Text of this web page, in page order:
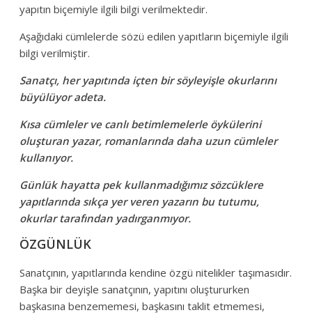
yapıtın biçemiyle ilgili bilgi verilmektedir.
Aşağıdaki cümlelerde sözü edilen yapıtların biçemiyle ilgili
bilgi verilmiştir.
Sanatçı, her yapıtında içten bir söyleyişle okurlarını
büyülüyor adeta.
Kısa cümleler ve canlı betimlemelerle öykülerini
oluşturan yazar, romanlarında daha uzun cümleler
kullanıyor.
Günlük hayatta pek kullanmadığımız sözcüklere
yapıtlarında sıkça yer veren yazarın bu tutumu,
okurlar tarafından yadırganmıyor.
ÖZGÜNLÜK
Sanatçının, yapıtlarında kendine özgü nitelikler taşımasıdır.
Başka bir deyişle sanatçının, yapıtını oluştururken
başkasına benzememesi, başkasını taklit etmemesi,